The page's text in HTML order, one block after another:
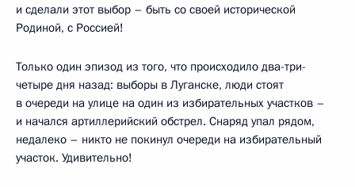
и сделали этот выбор – быть со своей исторической
Родиной, с Россией!
Только один эпизод из того, что происходило два-три-
четыре дня назад: выборы в Луганске, люди стоят
в очереди на улице на один из избирательных участков –
и начался артиллерийский обстрел. Снаряд упал рядом,
недалеко – никто не покинул очереди на избирательный
участок. Удивительно!